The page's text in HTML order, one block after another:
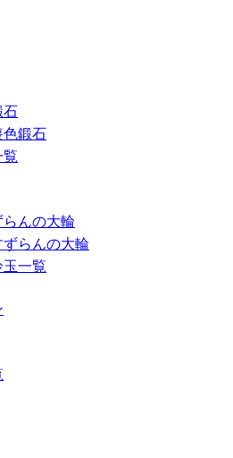
石
色鍛石
覧
らんの大輪
ずらんの大輪
玉一覧